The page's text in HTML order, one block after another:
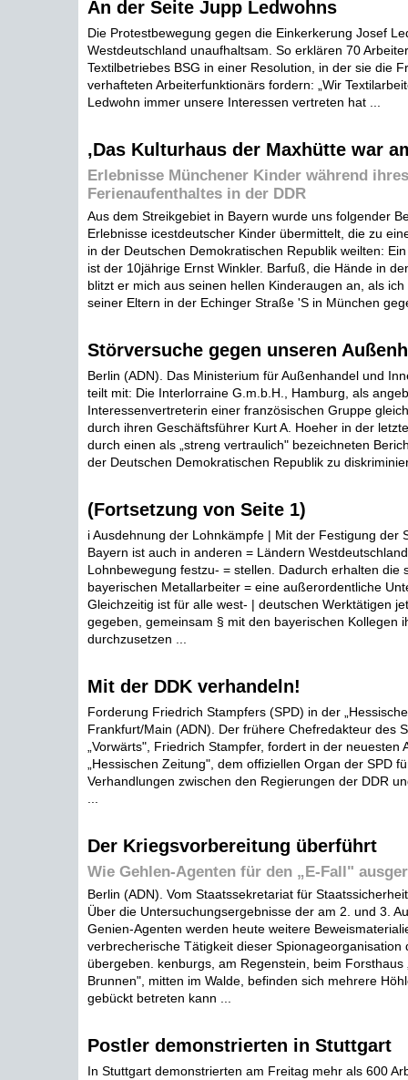
An der Seite Jupp Ledwohns
Die Protestbewegung gegen die Einkerkerung Josef
Westdeutschland unaufhaltsam. So erklären 70
Textilbetriebes BSG in einer Resolution, in der sie die
verhafteten Arbeiterfunktionärs fordern: „Wir
Ledwohn immer unsere Interessen vertreten hat ...
,Das Kulturhaus der Maxhütte war
Erlebnisse Münchener Kinder während ihres
Ferienaufenthaltes in der DDR
Aus dem Streikgebiet in Bayern wurde uns folgender
Erlebnisse icestdeutscher Kinder übermittelt, die zu
in der Deutschen Demokratischen Republik weilten:
ist der 10jährige Ernst Winkler. Barfuß, die Hände in
blitzt er mich aus seinen hellen Kinderaugen an, als
seiner Eltern in der Echinger Straße 'S in München
Störversuche gegen unseren
Berlin (ADN). Das Ministerium für Außenhandel und
teilt mit: Die Interlorraine G.m.b.H., Hamburg, als
Interessenvertreterin einer französischen Gruppe
durch ihren Geschäftsführer Kurt A. Hoeher in der
durch einen als „streng vertraulich" bezeichneten
der Deutschen Demokratischen Republik zu
(Fortsetzung von Seite 1)
i Ausdehnung der Lohnkämpfe | Mit der Festigung der
Bayern ist auch in anderen = Ländern
Lohnbewegung festzu- = stellen. Dadurch erhalten die
bayerischen Metallarbeiter = eine außerordentliche
Gleichzeitig ist für alle west- | deutschen Werktätigen
gegeben, gemeinsam § mit den bayerischen Kollegen
durchzusetzen ...
Mit der DDK verhandeln!
Forderung Friedrich Stampfers (SPD) in der
Frankfurt/Main (ADN). Der frühere Chefredakteur des
„Vorwärts", Friedrich Stampfer, fordert in der neuesten
„Hessischen Zeitung", dem offiziellen Organ der SPD
Verhandlungen zwischen den Regierungen der DDR
Der Kriegsvorbereitung überführt
Wie Gehlen-Agenten für den „E-Fall"
Berlin (ADN). Vom Staatssekretariat für
Über die Untersuchungsergebnisse der am 2. und 3.
Genien-Agenten werden heute weitere
verbrecherische Tätigkeit dieser Spionageorganisation
übergeben. kenburgs, am Regenstein, beim Forsthaus
Brunnen", mitten im Walde, befinden sich mehrere
gebückt betreten kann ...
Postler demonstrierten in Stuttgart
In Stuttgart demonstrierten am Freitag mehr als 600